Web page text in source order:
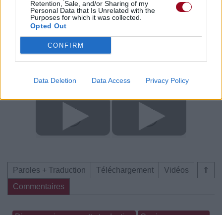
Retention, Sale, and/or Sharing of my
Personal Data that Is Unrelated with the
Purposes for which it was collected.
Opted Out
CONFIRM
Data Deletion Data Access Privacy Policy
Voir la vidéo de «Alien»
⇑
Paroles + Traduction Téléchargement
Vidéos
Commentaires